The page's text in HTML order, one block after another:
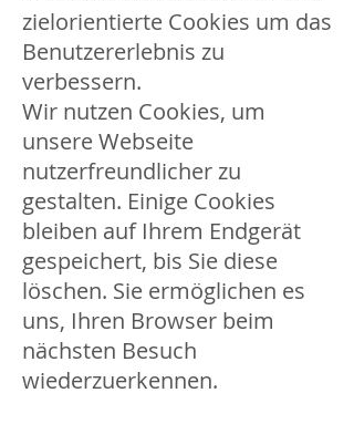
zielorientierte Cookies um das
Benutzererlebnis zu
verbessern.
Wir nutzen Cookies, um
unsere Webseite
nutzerfreundlicher zu
gestalten. Einige Cookies
bleiben auf Ihrem Endgerät
gespeichert, bis Sie diese
löschen. Sie ermöglichen es
uns, Ihren Browser beim
nächsten Besuch
wiederzuerkennen.